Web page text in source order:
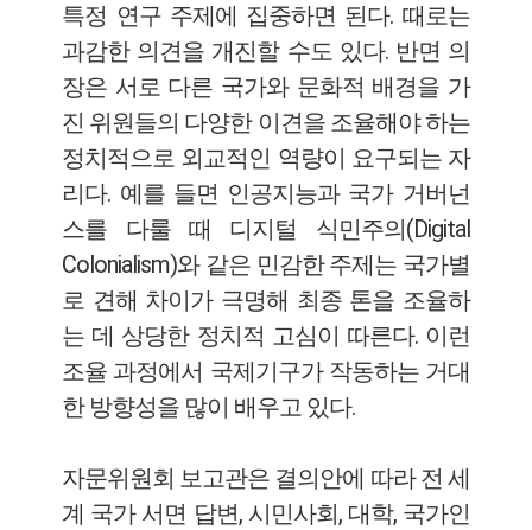
특정 연구 주제에 집중하면 된다. 때로는
과감한 의견을 개진할 수도 있다. 반면 의
장은 서로 다른 국가와 문화적 배경을 가
진 위원들의 다양한 이견을 조율해야 하는
정치적으로 외교적인 역량이 요구되는 자
리다. 예를 들면 인공지능과 국가 거버넌
스를 다룰 때 디지털 식민주의(Digital
Colonialism)와 같은 민감한 주제는 국가별
로 견해 차이가 극명해 최종 톤을 조율하
는 데 상당한 정치적 고심이 따른다. 이런
조율 과정에서 국제기구가 작동하는 거대
한 방향성을 많이 배우고 있다.
자문위원회 보고관은 결의안에 따라 전 세
계 국가 서면 답변, 시민사회, 대학, 국가인